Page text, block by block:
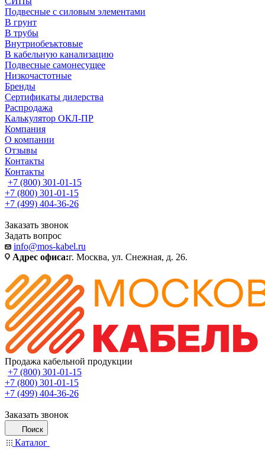
Подвесные с силовым элементами
В грунт
В трубы
Внутриобеъктовые
В кабельную канализацию
Подвесные самонесущее
Низкочастотные
Бренды
Сертификаты дилерства
Распродажа
Калькулятор ОКЛ-ПР
Компания
О компании
Отзывы
Контакты
Контакты
+7 (800) 301-01-15
+7 (800) 301-01-15
+7 (499) 404-36-26
Заказать звонок
Задать вопрос
info@mos-kabel.ru
Адрес офиса:г. Москва, ул. Снежная, д. 26.
Продажа кабельной продукции
+7 (800) 301-01-15
+7 (800) 301-01-15
+7 (499) 404-36-26
Заказать звонок
Поиск
Каталог